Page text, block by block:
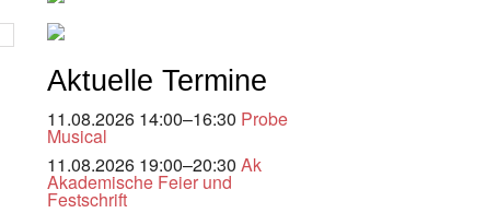
Aktuelle Termine
11.08.2026 14:00–16:30 Probe
Musical
11.08.2026 19:00–20:30 Ak
Akademische Feier und
Festschrift